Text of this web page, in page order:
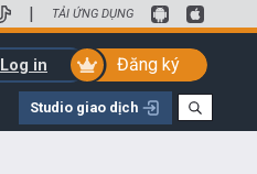
| TẢI ỨNG DỤNG
Log in
Đăng ký
Studio giao dịch